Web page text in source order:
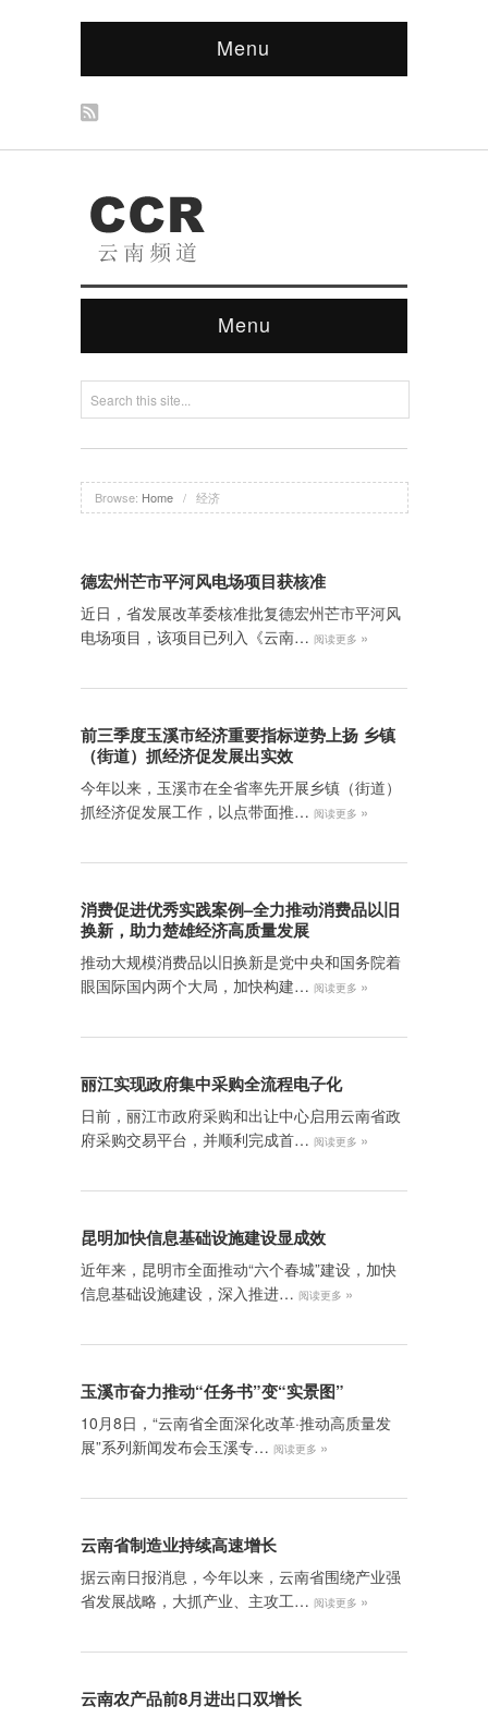
Menu
Menu
Browse: Home / 经济
德宏州芒市平河风电场项目获核准
近日，省发展改革委核准批复德宏州芒市平河风
电场项目，该项目已列入《云南… 阅读更多 »
前三季度玉溪市经济重要指标逆势上扬 乡镇
（街道）抓经济促发展出实效
今年以来，玉溪市在全省率先开展乡镇（街道）
抓经济促发展工作，以点带面推… 阅读更多 »
消费促进优秀实践案例–全力推动消费品以旧
换新，助力楚雄经济高质量发展
推动大规模消费品以旧换新是党中央和国务院着
眼国际国内两个大局，加快构建… 阅读更多 »
丽江实现政府集中采购全流程电子化
日前，丽江市政府采购和出让中心启用云南省政
府采购交易平台，并顺利完成首… 阅读更多 »
昆明加快信息基础设施建设显成效
近年来，昆明市全面推动“六个春城”建设，加快
信息基础设施建设，深入推进… 阅读更多 »
玉溪市奋力推动“任务书”变“实景图”
10月8日，“云南省全面深化改革·推动高质量发
展”系列新闻发布会玉溪专… 阅读更多 »
云南省制造业持续高速增长
据云南日报消息，今年以来，云南省围绕产业强
省发展战略，大抓产业、主攻工… 阅读更多 »
云南农产品前8月进出口双增长